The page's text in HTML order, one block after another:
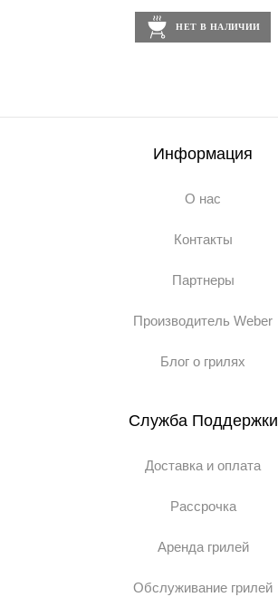
НЕТ В НАЛИЧИИ
Информация
О нас
Контакты
Партнеры
Производитель Weber
Блог о грилях
Служба Поддержки
Доставка и оплата
Рассрочка
Аренда грилей
Обслуживание грилей